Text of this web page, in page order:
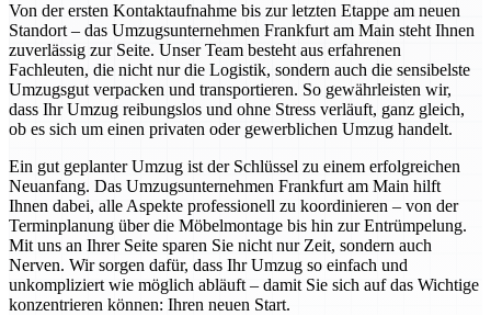
Von der ersten Kontaktaufnahme bis zur letzten Etappe am neuen
Standort – das Umzugsunternehmen Frankfurt am Main steht Ihnen
zuverlässig zur Seite. Unser Team besteht aus erfahrenen
Fachleuten, die nicht nur die Logistik, sondern auch die sensibelste
Umzugsgut verpacken und transportieren. So gewährleisten wir,
dass Ihr Umzug reibungslos und ohne Stress verläuft, ganz gleich,
ob es sich um einen privaten oder gewerblichen Umzug handelt.
Ein gut geplanter Umzug ist der Schlüssel zu einem erfolgreichen
Neuanfang. Das Umzugsunternehmen Frankfurt am Main hilft
Ihnen dabei, alle Aspekte professionell zu koordinieren – von der
Terminplanung über die Möbelmontage bis hin zur Entrümpelung.
Mit uns an Ihrer Seite sparen Sie nicht nur Zeit, sondern auch
Nerven. Wir sorgen dafür, dass Ihr Umzug so einfach und
unkompliziert wie möglich abläuft – damit Sie sich auf das Wichtige
konzentrieren können: Ihren neuen Start.